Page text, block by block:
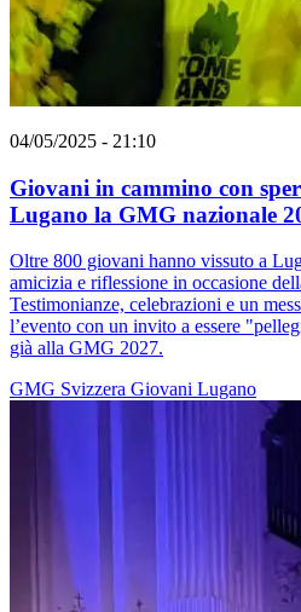
04/05/2025 - 21:10
Giovani in cammino con
Lugano la GMG nazionale
Oltre 800 giovani hanno vissuto a
amicizia e riflessione in occasione
Testimonianze, celebrazioni e un
l’evento con un invito a essere
già alla GMG 2027.
GMG Svizzera Giovani Lugano